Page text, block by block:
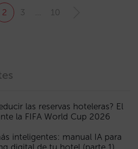
2 3 10
las reservas hoteleras? El
la FIFA World Cup 2026
inteligentes: manual IA para